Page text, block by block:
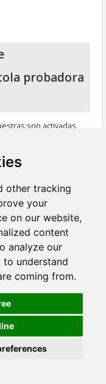
other tracking
your
on our website,
content
analyze our
understand
coming from.
probadora
son activadas
XRF. Esto impulsa
interna a
luego convierte la
pulsos eléctricos. En
contadores
y confiables. El
y muestra el
Back to Guide